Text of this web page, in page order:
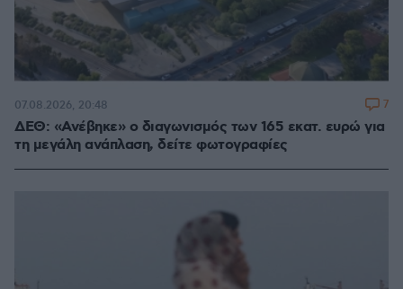
ΔΕΘ: «Ανέβηκε» ο διαγωνισμός των 165 εκατ. ευρώ για
τη μεγάλη ανάπλαση, δείτε φωτογραφίες
07.08.2026, 20:48 7